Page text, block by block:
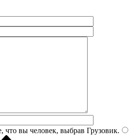
что вы человек, выбрав Грузовик.